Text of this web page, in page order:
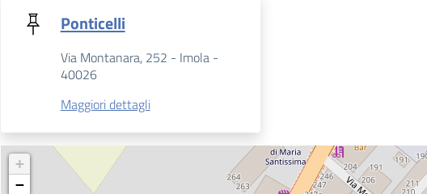
Ponticelli
Via Montanara, 252 - Imola -
40026
Maggiori dettagli
+
−